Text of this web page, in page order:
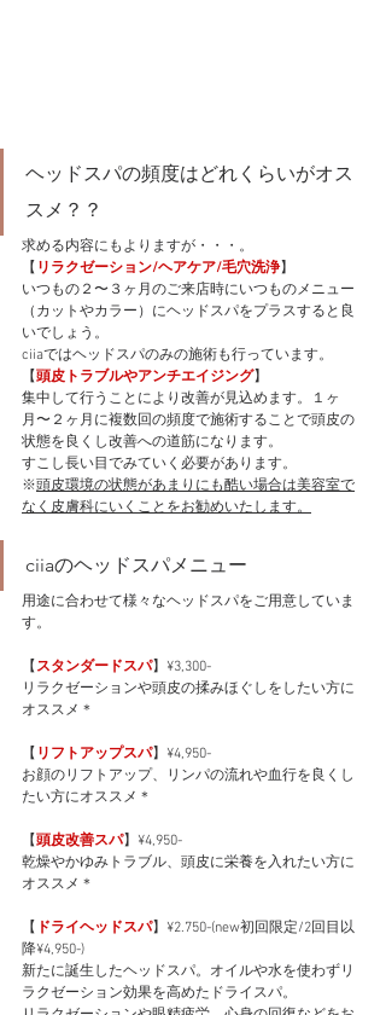
ヘッドスパの頻度はどれくらいがオス
スメ？？
求める内容にもよりますが・・・。
【 リラクゼーション/ヘアケア/毛穴洗浄】
いつもの２〜３ヶ月のご来店時にいつものメニュー
（カットやカラー）にヘッドスパをプラスすると良
いでしょう。
ciiaではヘッドスパのみの施術も行っています。
【頭皮トラブルやアンチエイジング】
集中して行うことにより改善が見込めます。１ヶ
月〜２ヶ月に複数回の頻度で施術することで頭皮の
状態を良くし改善への道筋になります。
すこし長い目でみていく必要があります。
※頭皮環境の状態があまりにも酷い場合は美容室で
なく皮膚科にいくことをお勧めいたします。
ciiaのヘッドスパメニュー
用途に合わせて様々なヘッドスパをご用意していま
す。
【 スタンダードスパ】¥3,300-
リラクゼーションや頭皮の揉みほぐしをしたい方に
オススメ＊
【 リフトアップスパ】¥4,950-
お顔のリフトアップ、リンパの流れや血行を良くし
たい方にオススメ＊
【頭皮改善スパ】¥4,950-
乾燥やかゆみトラブル、頭皮に栄養を入れたい方に
オススメ＊
【 ドライヘッドスパ】¥2.750-(new初回限定/2回目以
降¥4,950-)
新たに誕生したヘッドスパ。オイルや水を使わずリ
ラクゼーション効果を高めたドライスパ。